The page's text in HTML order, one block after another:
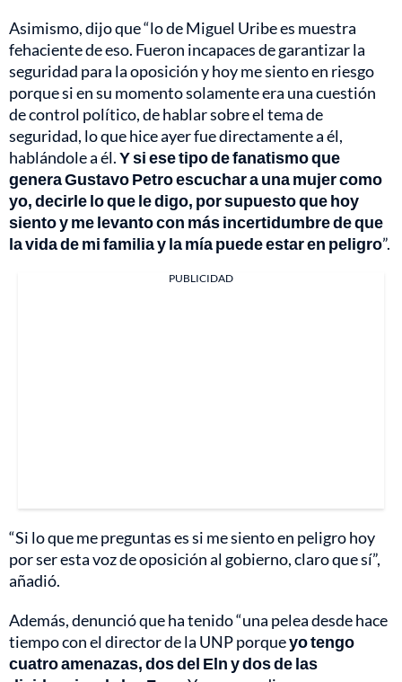
Asimismo, dijo que “lo de Miguel Uribe es muestra
fehaciente de eso. Fueron incapaces de garantizar la
seguridad para la oposición y hoy me siento en riesgo
porque si en su momento solamente era una cuestión
de control político, de hablar sobre el tema de
seguridad, lo que hice ayer fue directamente a él,
hablándole a él.Y si ese tipo de fanatismo que
genera Gustavo Petro escuchar a una mujer como
yo, decirle lo que le digo, por supuesto que hoy
siento y me levanto con más incertidumbre de que
la vida de mi familia y la mía puede estar en peligro”.
PUBLICIDAD
“Si lo que me preguntas es si me siento en peligro hoy
por ser esta voz de oposición al gobierno, claro que sí”,
añadió.
Además, denunció que ha tenido “una pelea desde hace
tiempo con el director de la UNP porqueyo tengo
cuatro amenazas, dos del Eln y dos de las